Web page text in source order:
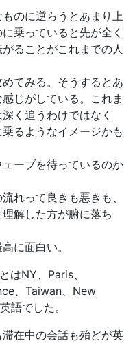
のに逆らうとあまり上
乗っていると先が全く
ることがこれまでの人
てみる。そうするとあ
じがしている。これま
く追うわけではなく
るようなイメージかも
ーブを待っているのか
れって良きも悪きも、
解した方が腑に落ち
に面白い。
はNY、Paris、
、Taiwan、New
語でした。
在中の会話も殆どが英